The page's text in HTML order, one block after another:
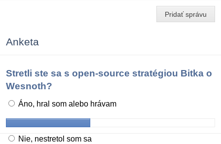
Pridať správu
Anketa
Stretli ste sa s open-source stratégiou Bitka o
Wesnoth?
Áno, hral som alebo hrávam
Nie, nestretol som sa